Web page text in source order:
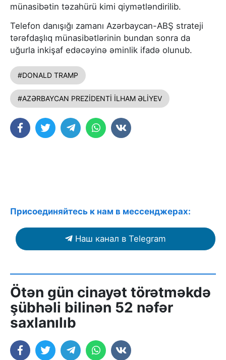
münasibətin təzahürü kimi qiymətləndirilib.
Telefon danışığı zamanı Azərbaycan-ABŞ strateji
tərəfdaşlıq münasibətlərinin bundan sonra da
uğurla inkişaf edəcəyinə əminlik ifadə olunub.
#DONALD TRAMP
#AZƏRBAYCAN PREZİDENTİ İLHAM ƏLİYEV
Присоединяйтесь к нам в мессенджерах:
Наш канал в Telegram
Ötən gün cinayət törətməkdə
şübhəli bilinən 52 nəfər
saxlanılıb